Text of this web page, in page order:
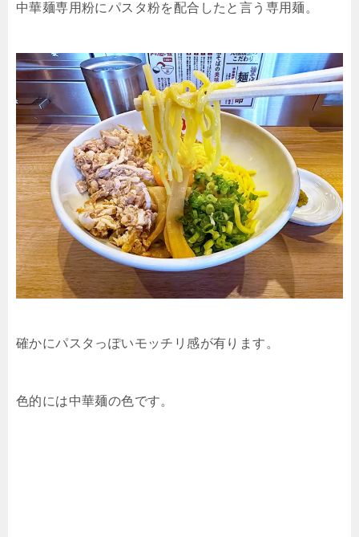
中華麺専用粉にパスタ粉を配合したと言う専用麺。
確かにパスタっぽいモッチリ感が有ります。
色的には中華麺の色です。